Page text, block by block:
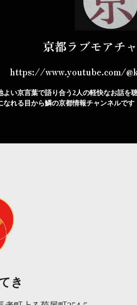
京都ラブモアチ
https://www.youtube.com/
よい京言葉で語り合う2人の軽快なお話を
なれる目から鱗の京都情報チャンネルです
き